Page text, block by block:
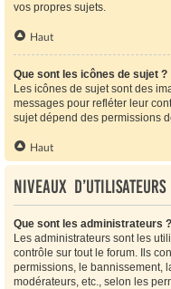
vos propres sujets.
Haut
Que sont les icônes de sujet ?
Les icônes de sujet sont des
messages pour refléter leur
sujet dépend des permissions
Haut
Niveaux
Que sont les administrateurs ?
Les administrateurs sont les
contrôle sur tout le forum. Ils
permissions, le bannissement,
modérateurs, etc., selon les